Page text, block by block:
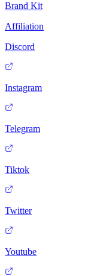
Brand Kit
Affiliation
Discord
Instagram
Telegram
Tiktok
Twitter
Youtube